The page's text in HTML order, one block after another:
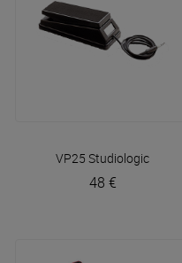
VP25 Studiologic
48 €